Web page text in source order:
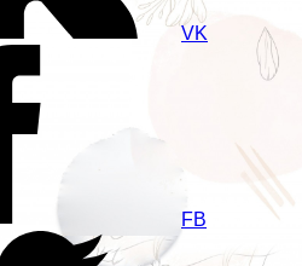
VK
FB